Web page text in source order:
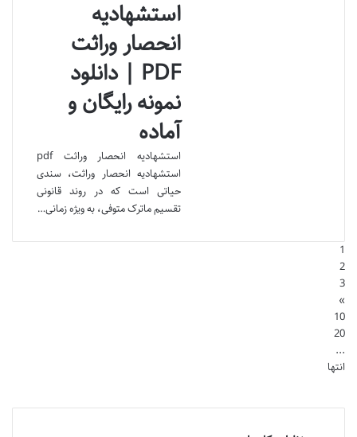
استشهادیه
انحصار وراثت
PDF | دانلود
نمونه رایگان و
آماده
استشهادیه انحصار وراثت pdf
استشهادیه انحصار وراثت، سندی
حیاتی است که در روند قانونی
تقسیم ماترک متوفی، به ویژه زمانی…
1
2
3
»
10
20
...
انتها